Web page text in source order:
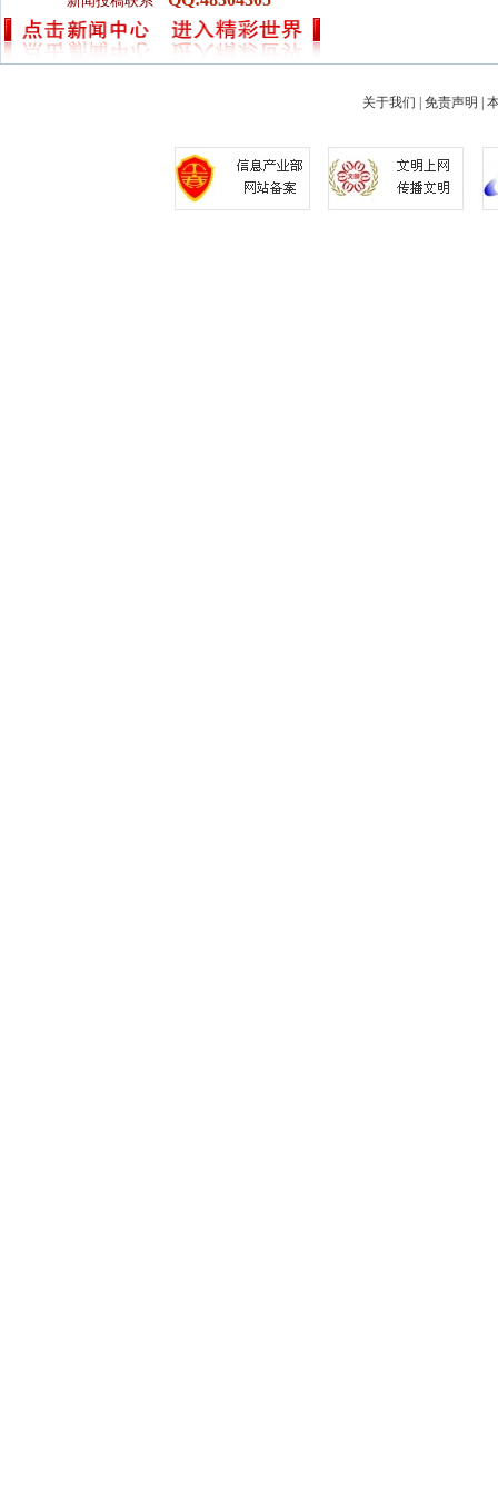
关于我们 免责声明